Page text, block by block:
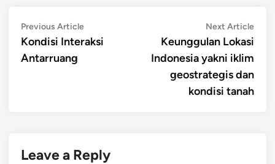
Post
navigation
Previous ArticlePrevious
article:
Kondisi Interaksi
Antarruang
Next ArticleNext
Keunggulan Lokasi
Indonesia yakni iklim
geostrategis dan
kondisi tanah
Leave a Reply